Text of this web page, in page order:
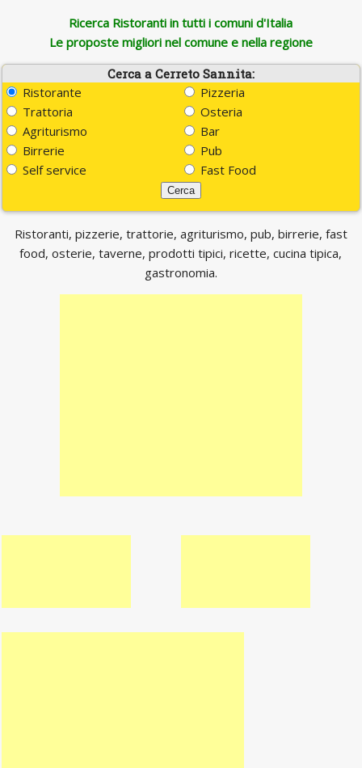
Ricerca Ristoranti in tutti i comuni d'Italia
Le proposte migliori nel comune e nella regione
Cerca a Cerreto Sannita:
Ristorante
Pizzeria
Trattoria
Osteria
Agriturismo
Bar
Birrerie
Pub
Self service
Fast Food
Ristoranti, pizzerie, trattorie, agriturismo, pub, birrerie, fast
food, osterie, taverne, prodotti tipici, ricette, cucina tipica,
gastronomia.